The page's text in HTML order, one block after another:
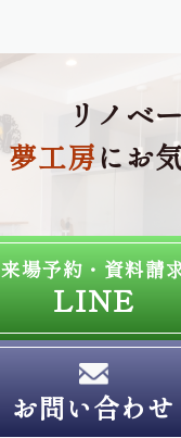
リノベ
夢工房にお
来場予約・資料請
LINE
お問い合わせ